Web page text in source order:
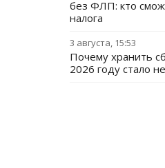
без ФЛП: кто
налога
3 августа, 15:53
Почему хранить
2026 году стало